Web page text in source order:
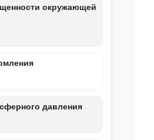
окружающей
давления